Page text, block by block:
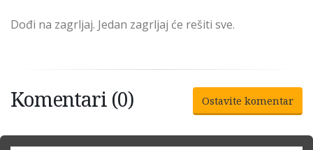
Dođi na zagrljaj. Jedan zagrljaj će rešiti sve.
Komentari (0) Ostavite komentar